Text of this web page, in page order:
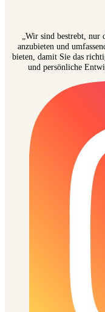
„Wir sind bestrebt, nur
anzubieten und
bieten, damit Sie das
und persönliche